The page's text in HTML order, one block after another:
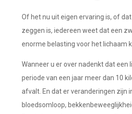
Of het nu uit eigen ervaring is, of
zeggen is, iedereen weet dat een
enorme belasting voor het lichaam
Wanneer u er over nadenkt dat een
periode van een jaar meer dan 10
afvalt. En dat er veranderingen zijn
bloedsomloop,